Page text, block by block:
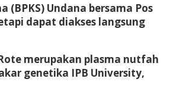
Undana bersama Pos
dapat diakses langsung
merupakan plasma nutfah
genetika IPB University,